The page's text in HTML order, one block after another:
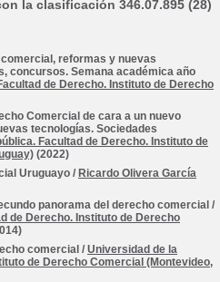
la clasificación 346.07.895 (28)
reformas y nuevas
concursos. Semana académica año
de Derecho. Instituto de Derecho
Comercial de cara a un nuevo
tecnologías. Sociedades
Facultad de Derecho. Instituto de
(2022)
Uruguayo / Ricardo Olivera García
panorama del derecho comercial /
de Derecho. Instituto de Derecho
comercial / Universidad de la
de Derecho Comercial (Montevideo,